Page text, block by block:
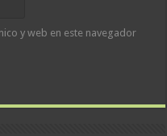
y web en este navegador